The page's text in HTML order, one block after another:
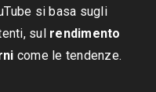
si basa sugli
sul rendimento
come le tendenze.